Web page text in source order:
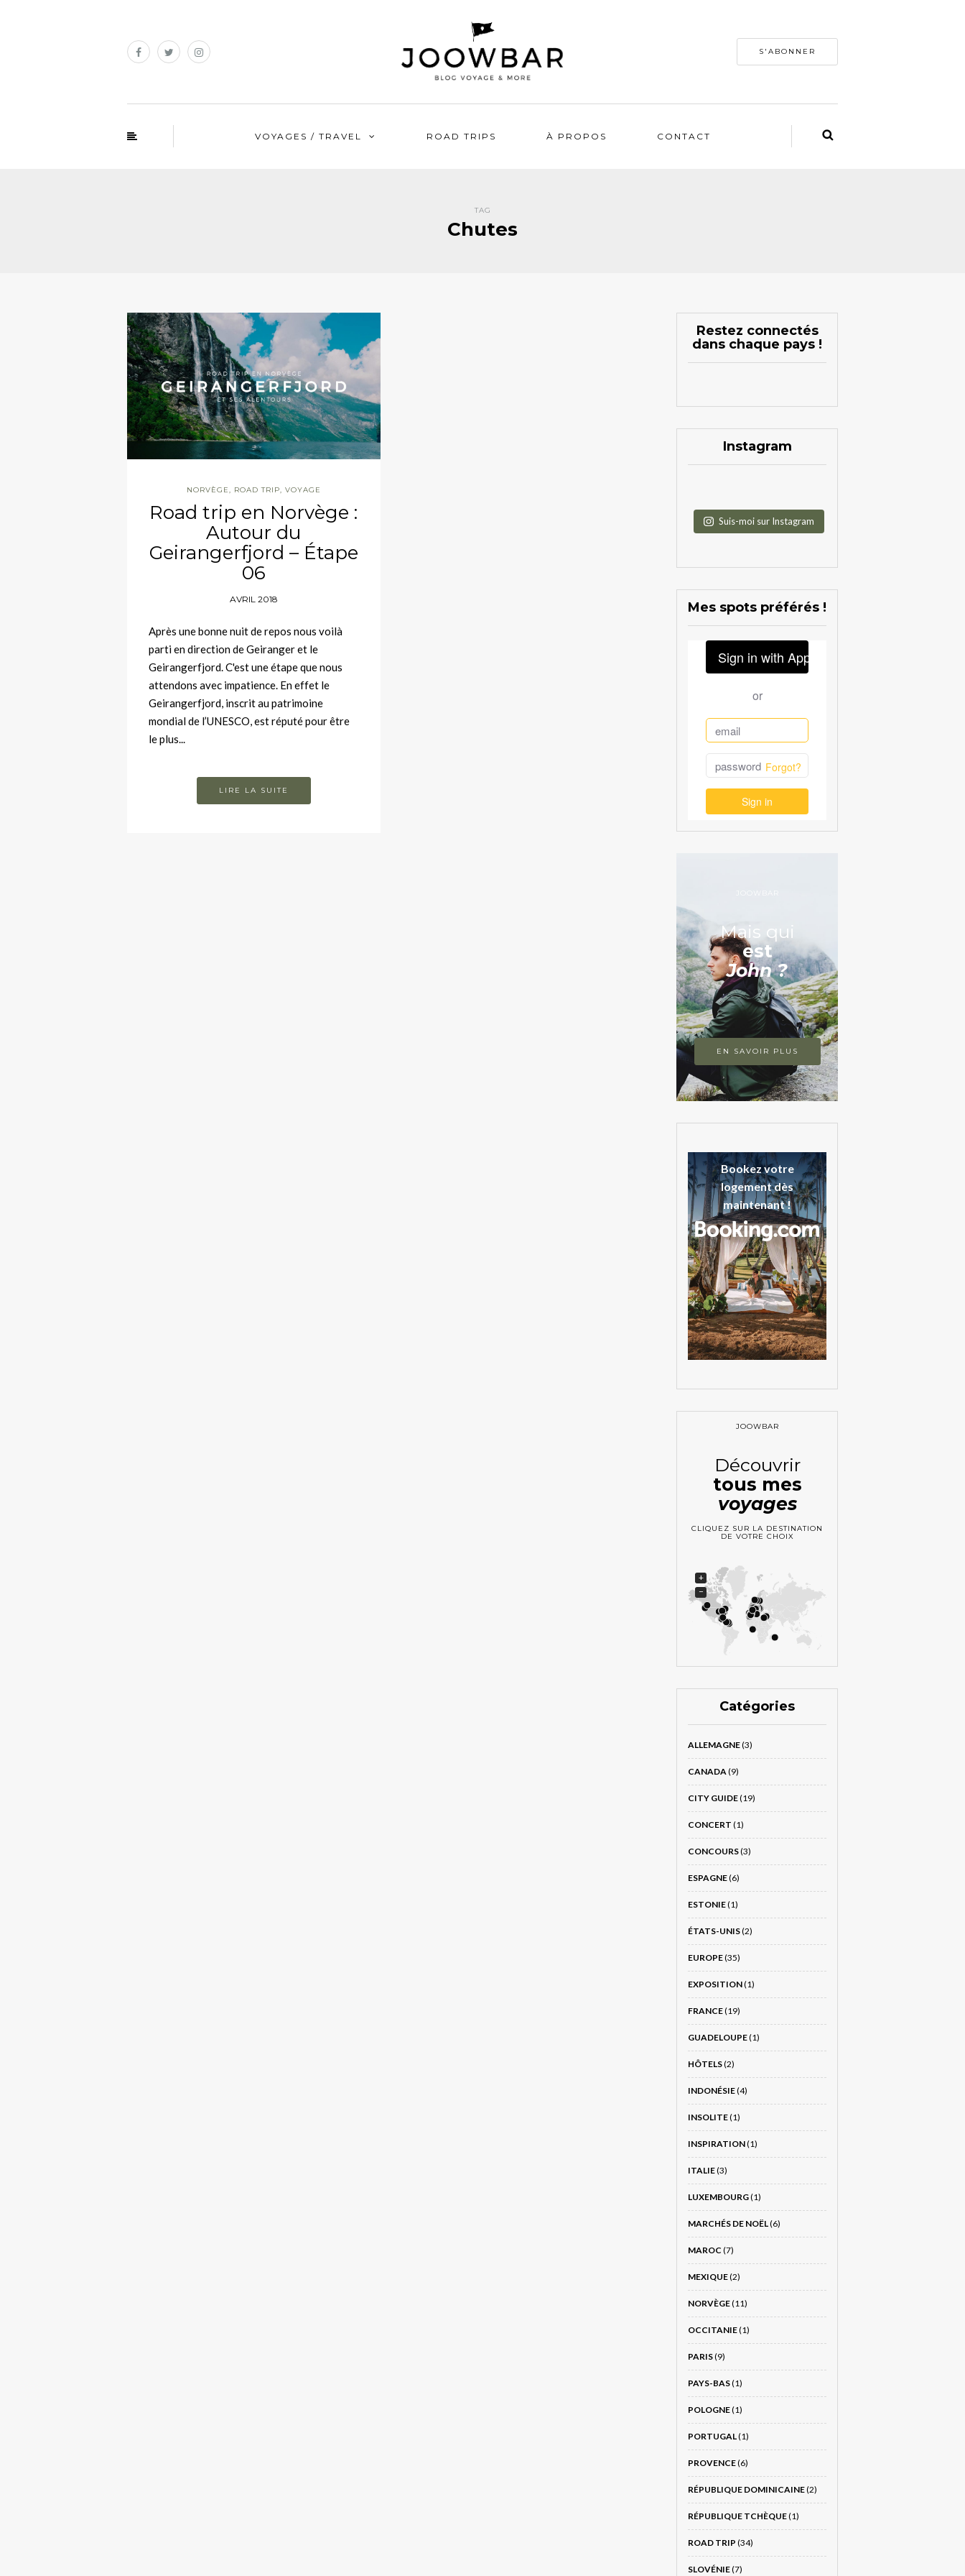
S'ABONNER
VOYAGES / TRAVEL ROAD TRIPS À PROPOS CONTACT
TAG
Chutes
NORVÈGE, ROAD TRIP, VOYAGE
Road trip en Norvège :
Autour du
Geirangerfjord – Étape
06
AVRIL 2018
Après une bonne nuit de repos nous voilà
parti en direction de Geiranger et le
Geirangerfjord. C'est une étape que nous
attendons avec impatience. En effet le
Geirangerfjord, inscrit au patrimoine
mondial de l’UNESCO, est réputé pour être
le plus...
LIRE LA SUITE
Restez connectés
dans chaque pays !
Instagram
Suis-moi sur Instagram
Mes spots préférés !
JOOWBAR
Mais qui
est
John ?
EN SAVOIR PLUS
Bookez votre
logement dès
maintenant !
JOOWBAR
Découvrir
tous mes
voyages
CLIQUEZ SUR LA DESTINATION
DE VOTRE CHOIX
+
−
Catégories
ALLEMAGNE(3)
CANADA(9)
CITY GUIDE(19)
CONCERT (1)
CONCOURS(3)
ESPAGNE(6)
ESTONIE(1)
ÉTATS-UNIS(2)
EUROPE(35)
EXPOSITION(1)
FRANCE(19)
GUADELOUPE(1)
HÔTELS(2)
INDONÉSIE(4)
INSOLITE(1)
INSPIRATION(1)
ITALIE(3)
LUXEMBOURG(1)
MARCHÉS DE NOËL(6)
MAROC (7)
MEXIQUE(2)
NORVÈGE(11)
OCCITANIE(1)
PARIS(9)
PAYS-BAS(1)
POLOGNE(1)
PORTUGAL(1)
PROVENCE(6)
RÉPUBLIQUE DOMINICAINE(2)
RÉPUBLIQUE TCHÈQUE(1)
ROAD TRIP (34)
SLOVÉNIE(7)